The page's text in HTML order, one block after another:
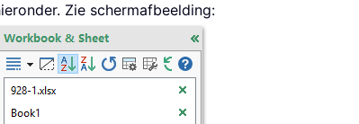
Zie schermafbeelding: